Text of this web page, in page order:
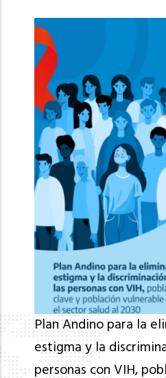
Plan Andino para la
estigma y la
personas con VIH,